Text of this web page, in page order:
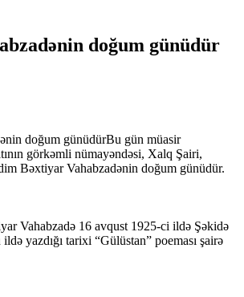
doğum günüdür
Bu gün müasir
görkəmli nümayəndəsi, Xalq Şairi,
Bəxtiyar Vahabzadənin doğum günüdür.
Vahabzadə 16 avqust 1925-ci ildə Şəkidə
yazdığı tarixi “Gülüstan” poeması şairə